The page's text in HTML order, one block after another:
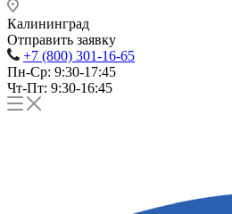
Калининград
Отправить заявку
+7 (800) 301-16-65
Пн-Ср: 9:30-17:45
Чт-Пт: 9:30-16:45